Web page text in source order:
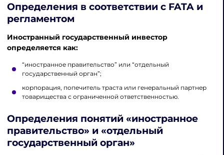
Определения в соответствии с FATA и
регламентом
Иностранный государственный инвестор
определяется как:
“иностранное правительство” или “отдельный
государственный орган”;
корпорация, попечитель траста или генеральный партнер
товарищества с ограниченной ответственностью.
Определения понятий «иностранное
правительство» и «отдельный
государственный орган»